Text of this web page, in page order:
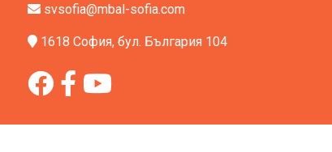
svsofia@mbal-sofia.com
1618 София, бул. България 104